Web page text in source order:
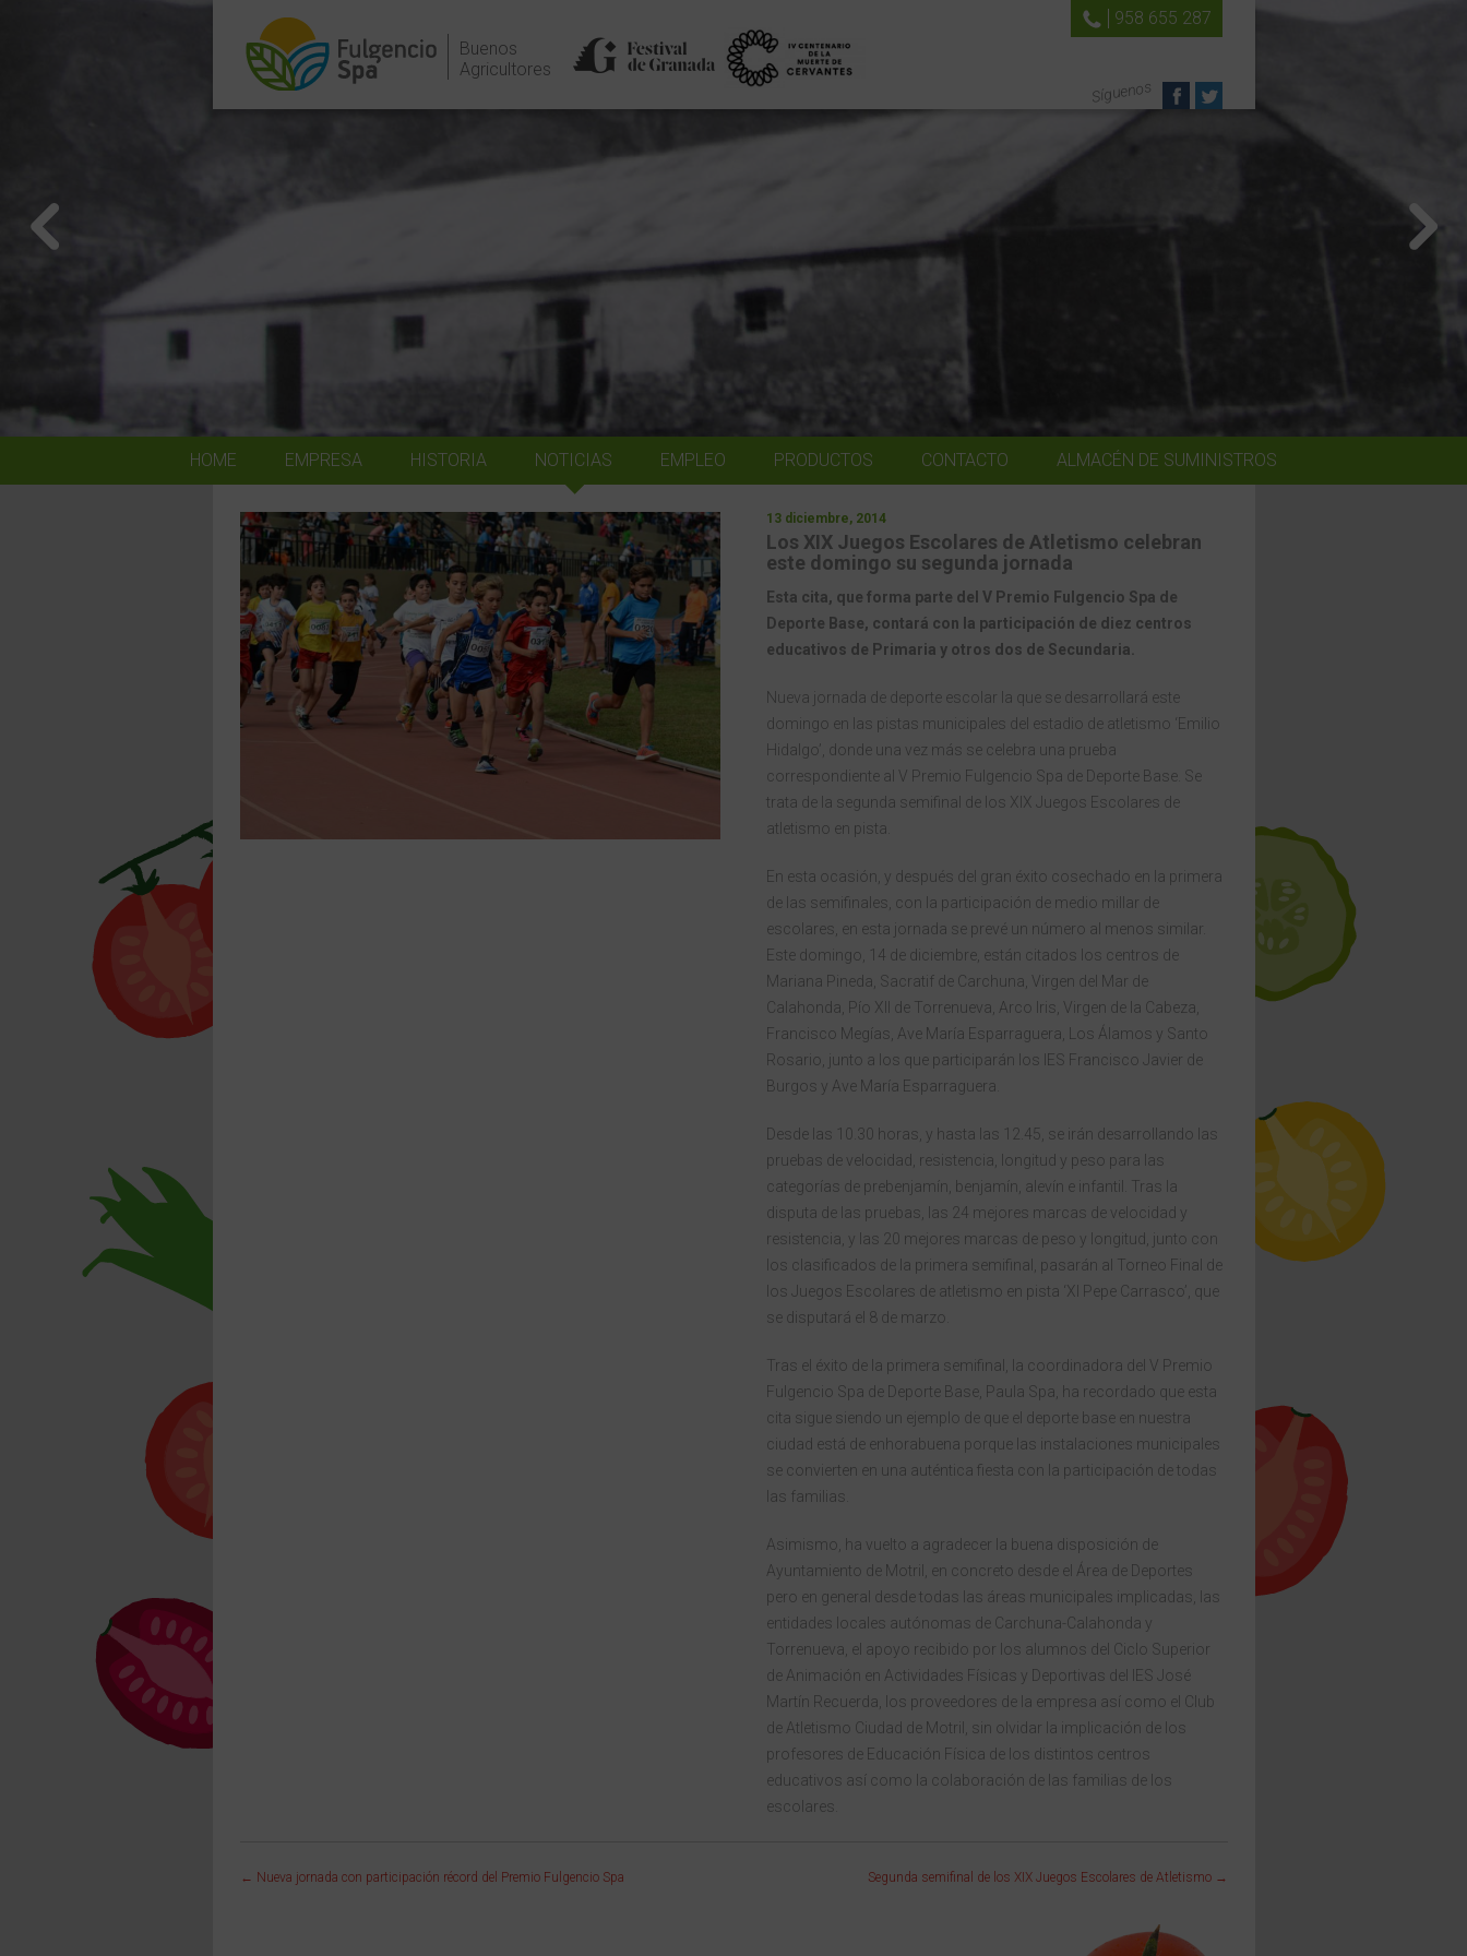
Buenos
Agricultores
958 655 287
Síguenos
HOME EMPRESA HISTORIA NOTICIAS EMPLEO PRODUCTOS CONTACTO ALMACÉN DE SUMINISTROS
13 diciembre, 2014
Los XIX Juegos Escolares de Atletismo celebran
este domingo su segunda jornada
Esta cita, que forma parte del V Premio Fulgencio Spa de
Deporte Base, contará con la participación de diez centros
educativos de Primaria y otros dos de Secundaria.
Nueva jornada de deporte escolar la que se desarrollará este
domingo en las pistas municipales del estadio de atletismo ‘Emilio
Hidalgo’, donde una vez más se celebra una prueba
correspondiente al V Premio Fulgencio Spa de Deporte Base. Se
trata de la segunda semifinal de los XIX Juegos Escolares de
atletismo en pista.
En esta ocasión, y después del gran éxito cosechado en la primera
de las semifinales, con la participación de medio millar de
escolares, en esta jornada se prevé un número al menos similar.
Este domingo, 14 de diciembre, están citados los centros de
Mariana Pineda, Sacratif de Carchuna, Virgen del Mar de
Calahonda, Pío XII de Torrenueva, Arco Iris, Virgen de la Cabeza,
Francisco Megías, Ave María Esparraguera, Los Álamos y Santo
Rosario, junto a los que participarán los IES Francisco Javier de
Burgos y Ave María Esparraguera.
Desde las 10.30 horas, y hasta las 12.45, se irán desarrollando las
pruebas de velocidad, resistencia, longitud y peso para las
categorías de prebenjamín, benjamín, alevín e infantil. Tras la
disputa de las pruebas, las 24 mejores marcas de velocidad y
resistencia, y las 20 mejores marcas de peso y longitud, junto con
los clasificados de la primera semifinal, pasarán al Torneo Final de
los Juegos Escolares de atletismo en pista ‘XI Pepe Carrasco’, que
se disputará el 8 de marzo.
Tras el éxito de la primera semifinal, la coordinadora del V Premio
Fulgencio Spa de Deporte Base, Paula Spa, ha recordado que esta
cita sigue siendo un ejemplo de que el deporte base en nuestra
ciudad está de enhorabuena porque las instalaciones municipales
se convierten en una auténtica fiesta con la participación de todas
las familias.
Asimismo, ha vuelto a agradecer la buena disposición de
Ayuntamiento de Motril, en concreto desde el Área de Deportes
pero en general desde todas las áreas municipales implicadas, las
entidades locales autónomas de Carchuna-Calahonda y
Torrenueva, el apoyo recibido por los alumnos del Ciclo Superior
de Animación en Actividades Físicas y Deportivas del IES José
Martín Recuerda, los proveedores de la empresa así como el Club
de Atletismo Ciudad de Motril, sin olvidar la implicación de los
profesores de Educación Física de los distintos centros
educativos así como la colaboración de las familias de los
escolares.
← Nueva jornada con participación récord del Premio Fulgencio Spa Segunda semifinal de los XIX Juegos Escolares de Atletismo →